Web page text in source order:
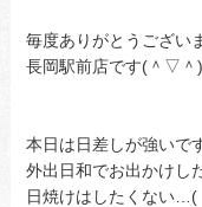
毎度ありがとうござい
長岡駅前店です(＾▽＾
本日は日差しが強いで
外出日和でお出かけし
日焼けはしたくない…(